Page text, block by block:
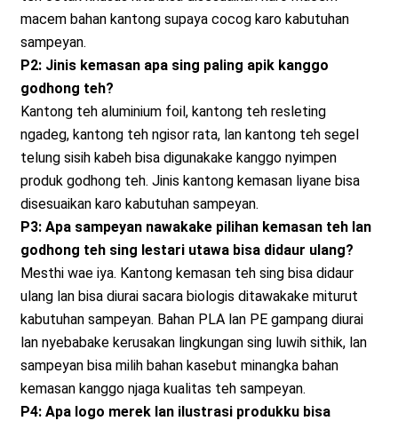
macem bahan kantong supaya cocog karo kabutuhan
sampeyan.
P2: Jinis kemasan apa sing paling apik kanggo
godhong teh?
Kantong teh aluminium foil, kantong teh resleting
ngadeg, kantong teh ngisor rata, lan kantong teh segel
telung sisih kabeh bisa digunakake kanggo nyimpen
produk godhong teh. Jinis kantong kemasan liyane bisa
disesuaikan karo kabutuhan sampeyan.
P3: Apa sampeyan nawakake pilihan kemasan teh lan
godhong teh sing lestari utawa bisa didaur ulang?
Mesthi wae iya. Kantong kemasan teh sing bisa didaur
ulang lan bisa diurai sacara biologis ditawakake miturut
kabutuhan sampeyan. Bahan PLA lan PE gampang diurai
lan nyebabake kerusakan lingkungan sing luwih sithik, lan
sampeyan bisa milih bahan kasebut minangka bahan
kemasan kanggo njaga kualitas teh sampeyan.
P4: Apa logo merek lan ilustrasi produkku bisa